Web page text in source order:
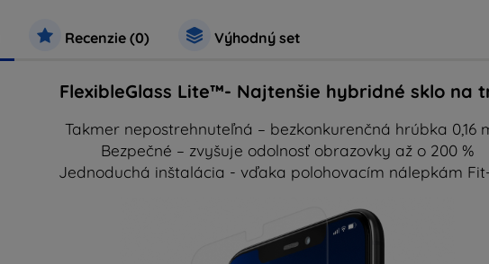
Recenzie (0) Výhodný set
FlexibleGlass Lite™- Najtenšie hybridné sklo na
Takmer nepostrehnuteľná – bezkonkurenčná hrúbka 0,16
Bezpečné – zvyšuje odolnosť obrazovky až o 200 %
Jednoduchá inštalácia - vďaka polohovacím nálepkám